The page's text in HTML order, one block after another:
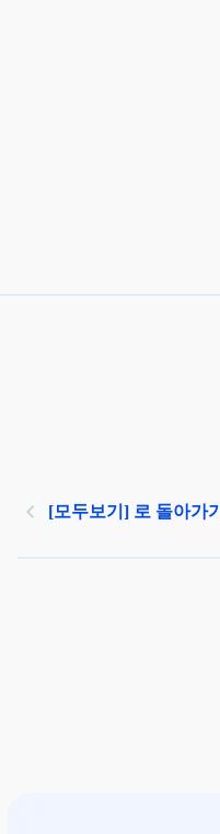
[모두보기] 로 돌아가기